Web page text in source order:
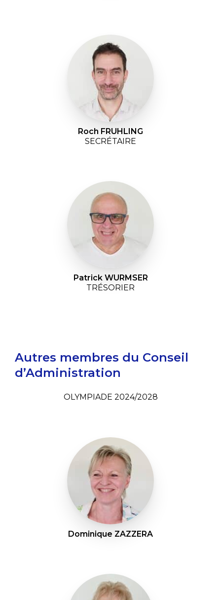
Roch FRUHLING
SECRÉTAIRE
Patrick WURMSER
TRÉSORIER
Autres membres du Conseil
d’Administration
OLYMPIADE 2024/2028
Dominique ZAZZERA